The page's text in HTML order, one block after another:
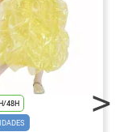
48H